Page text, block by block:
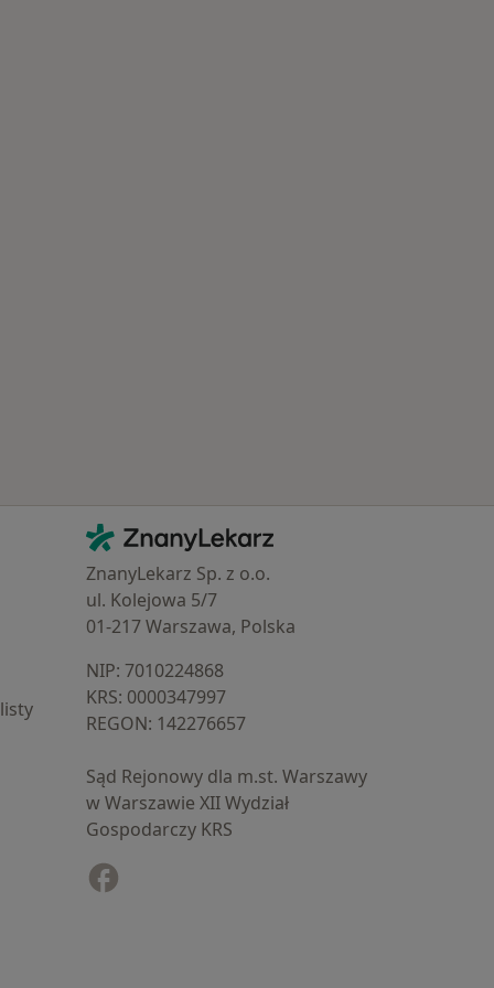
Kontakt
ZnanyLekarz - Strona główna
ZnanyLekarz Sp. z o.o.
ul. Kolejowa 5/7
01-217 Warszawa, Polska
NIP: ⁠7010224868
KRS: ⁠0000347997
REGON: ⁠142276657
Sąd Rejonowy dla m.st. Warszawy
w Warszawie XII Wydział
Gospodarczy KRS